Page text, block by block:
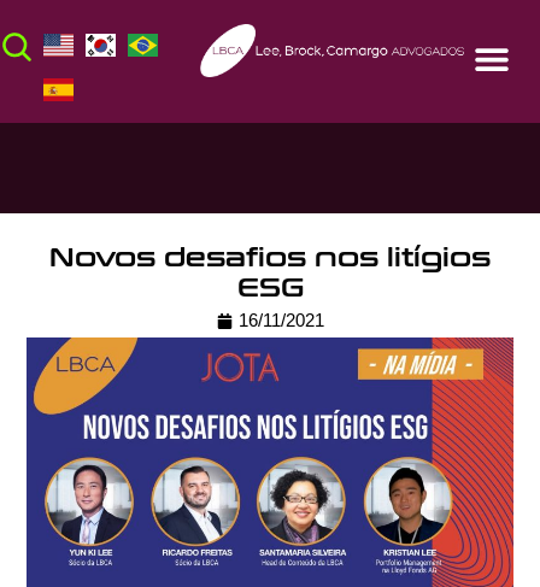
Novos desafios nos litígios
ESG
16/11/2021